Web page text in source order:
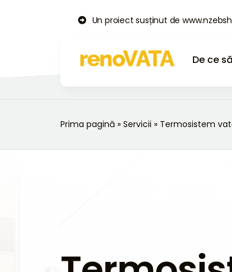
Un proiect susținut de
De ce
Prima pagină » Servicii » Termosistem